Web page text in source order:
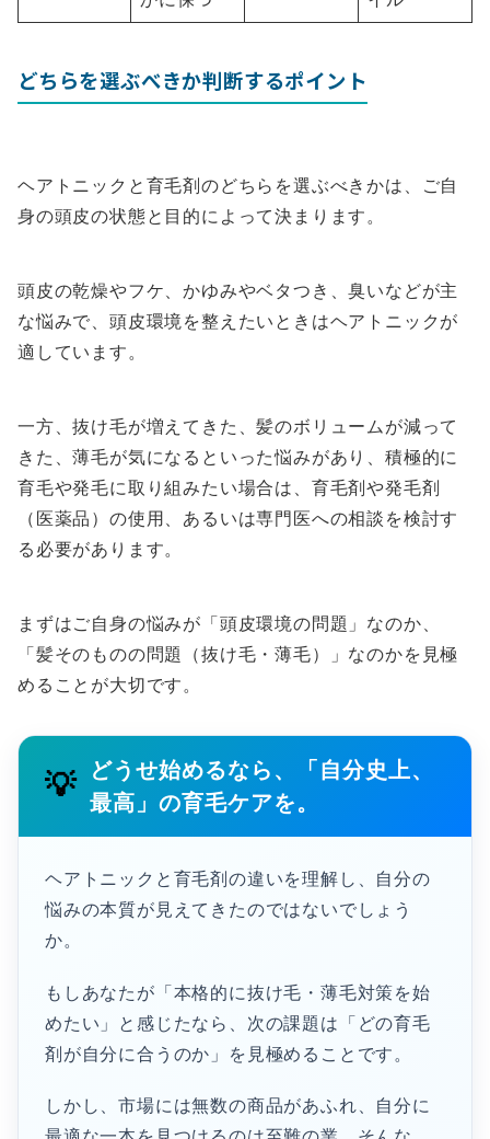
どちらを選ぶべきか判断するポイント
ヘアトニックと育毛剤のどちらを選ぶべきかは、ご自
身の頭皮の状態と目的によって決まります。
頭皮の乾燥やフケ、かゆみやベタつき、臭いなどが主
な悩みで、頭皮環境を整えたいときはヘアトニックが
適しています。
一方、抜け毛が増えてきた、髪のボリュームが減って
きた、薄毛が気になるといった悩みがあり、積極的に
育毛や発毛に取り組みたい場合は、育毛剤や発毛剤
（医薬品）の使用、あるいは専門医への相談を検討す
る必要があります。
まずはご自身の悩みが「頭皮環境の問題」なのか、
「髪そのものの問題（抜け毛・薄毛）」なのかを見極
めることが大切です。
どうせ始めるなら、「自分史上、
最高」の育毛ケアを。
ヘアトニックと育毛剤の違いを理解し、自分の
悩みの本質が見えてきたのではないでしょう
か。
もしあなたが「本格的に抜け毛・薄毛対策を始
めたい」と感じたなら、次の課題は「どの育毛
剤が自分に合うのか」を見極めることです。
しかし、市場には無数の商品があふれ、自分に